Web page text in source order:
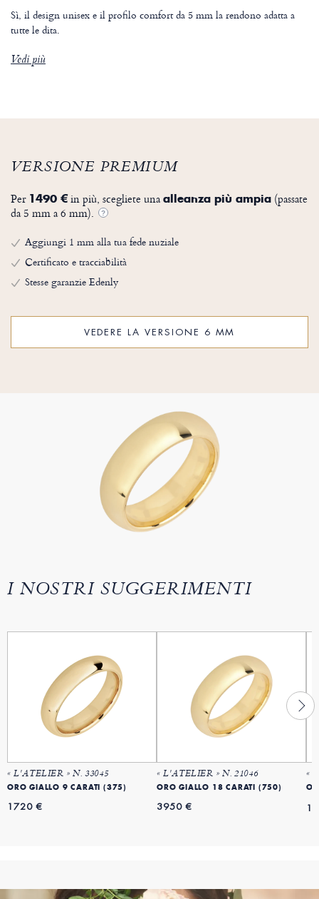
Sì, il design unisex e il profilo comfort da 5 mm la rendono adatta a
tutte le dita.
Vedi più
VERSIONE PREMIUM
Per 1490 €in più, scegliete unaalleanza più ampia (passate
da 5 mm a 6 mm).
?
Aggiungi 1 mm alla tua fede nuziale
Certificato e tracciabilità
Stesse garanzie Edenly
VEDERE LA VERSIONE 6 MM
I NOSTRI SUGGERIMENTI
« L'ATELIER » N. 33045
ORO GIALLO 9 CARATI (375)
1720 €
« L'ATELIER » N. 21046
ORO GIALLO 18 CARATI (750)
3950 €
«